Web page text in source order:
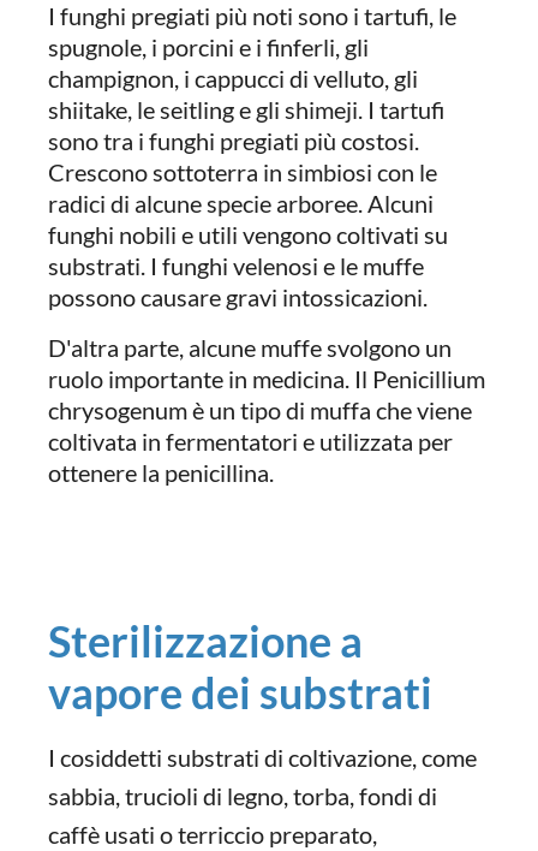
I funghi pregiati più noti sono i tartufi, le
spugnole, i porcini e i finferli, gli
champignon, i cappucci di velluto, gli
shiitake, le seitling e gli shimeji. I tartufi
sono tra i funghi pregiati più costosi.
Crescono sottoterra in simbiosi con le
radici di alcune specie arboree. Alcuni
funghi nobili e utili vengono coltivati su
substrati. I funghi velenosi e le muffe
possono causare gravi intossicazioni.
D'altra parte, alcune muffe svolgono un
ruolo importante in medicina. Il Penicillium
chrysogenum è un tipo di muffa che viene
coltivata in fermentatori e utilizzata per
ottenere la penicillina.
Sterilizzazione a
vapore dei substrati
I cosiddetti substrati di coltivazione, come
sabbia, trucioli di legno, torba, fondi di
caffè usati o terriccio preparato,